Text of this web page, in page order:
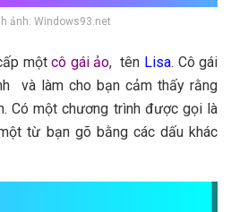
ảnh: Windows93.net
mộtcô gái ảo, tên Lisa. Cô gái
và làm cho bạn cảm thấy rằng
Có một chương trình được gọi là
từ bạn gõ bằng các dấu khác